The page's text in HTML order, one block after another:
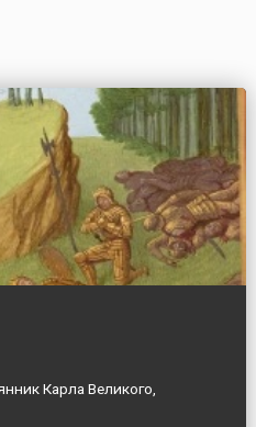
авторского решен...
Карла Великого,